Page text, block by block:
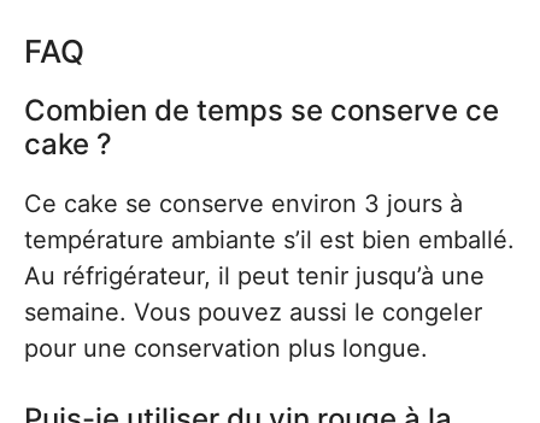
FAQ
Combien de temps se conserve ce
cake ?
Ce cake se conserve environ 3 jours à
température ambiante s’il est bien emballé.
Au réfrigérateur, il peut tenir jusqu’à une
semaine. Vous pouvez aussi le congeler
pour une conservation plus longue.